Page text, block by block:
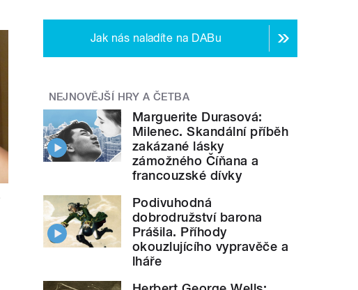
Jak nás naladíte na DABu
NEJNOVĚJŠÍ HRY A ČETBA
Marguerite Durasová:
Milenec. Skandální příběh
zakázané lásky
zámožného Číňana a
francouzské dívky
Podivuhodná
dobrodružství barona
Prášila. Příhody
okouzlujícího vypravěče a
lháře